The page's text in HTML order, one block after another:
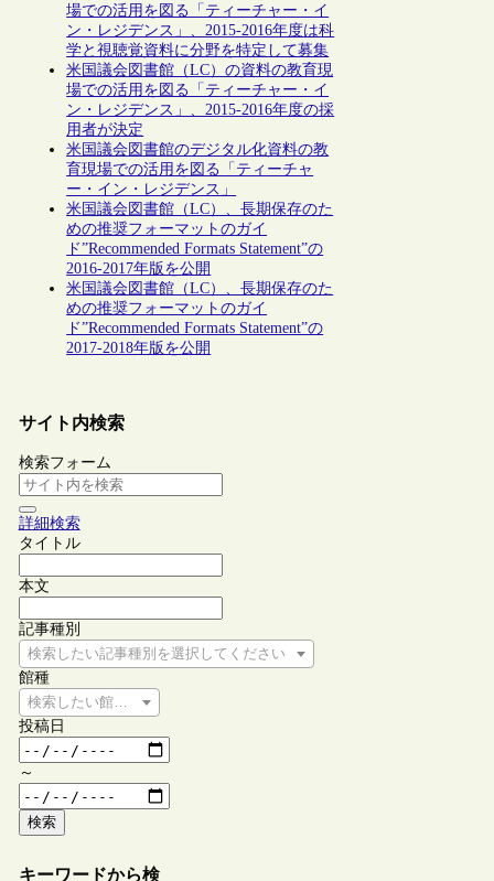
場での活用を図る「ティーチャー・イ
ン・レジデンス」、2015-2016年度は科
学と視聴覚資料に分野を特定して募集
米国議会図書館（LC）の資料の教育現
場での活用を図る「ティーチャー・イ
ン・レジデンス」、2015-2016年度の採
用者が決定
米国議会図書館のデジタル化資料の教
育現場での活用を図る「ティーチャ
ー・イン・レジデンス」
米国議会図書館（LC）、長期保存のた
めの推奨フォーマットのガイ
ド”Recommended Formats Statement”の
2016-2017年版を公開
米国議会図書館（LC）、長期保存のた
めの推奨フォーマットのガイ
ド”Recommended Formats Statement”の
2017-2018年版を公開
サイト内検索
検索フォーム
詳細検索
タイトル
本文
記事種別
検索したい記事種別を選択してください
館種
検索したい館種を選択してください
投稿日
～
検索
キーワードから検